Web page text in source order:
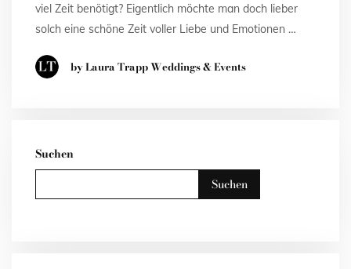
viel Zeit benötigt? Eigentlich möchte man doch lieber
solch eine schöne Zeit voller Liebe und Emotionen …
by Laura Trapp Weddings & Events
Suchen
Suchen